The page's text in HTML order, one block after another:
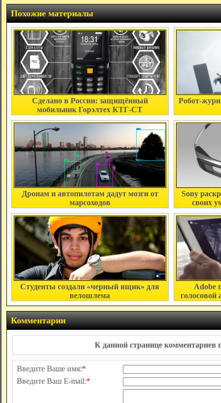
Похожие материалы
Сделано в России: защищённый
мобильник Горэлтех КТГ-СТ
Робот-
Дронам и автопилотам дадут мозги от
марсоходов
Sony
своих
Студенты создали «черный ящик» для
велошлема
Adobe
голосовой
Комментарии
К данной странице комментариев
Введите Ваше имя:*
Введите Ваш E-mail:*